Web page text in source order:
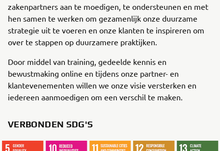
zakenpartners aan te moedigen, te ondersteunen en met
hen samen te werken om gezamenlijk onze duurzame
strategie uit te voeren en onze klanten te inspireren om
over te stappen op duurzamere praktijken.
Door middel van training, gedeelde kennis en
bewustmaking online en tijdens onze partner- en
klantevenementen willen we onze visie versterken en
iedereen aanmoedigen om een verschil te maken.
VERBONDEN SDG'S